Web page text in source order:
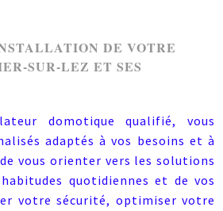
DE VOTRE
SUR-LEZ ET SES
domotique qualifié, vous
adaptés à vos besoins et à
vous orienter vers les solutions
quotidiennes et de vos
votre sécurité, optimiser votre